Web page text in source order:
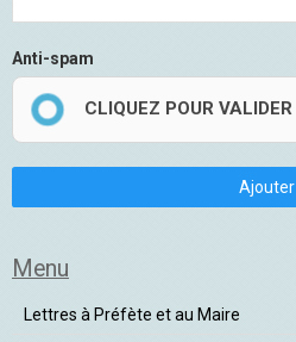
Anti-spam
CLIQUEZ POUR VALIDER
Ajouter
Menu
Lettres à Préfète et au Maire